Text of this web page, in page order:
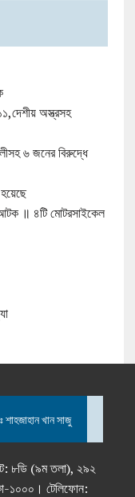
অস্ত্রসহ
৬ জনের বিরুদ্ধে
॥ ৪টি মোটরসাইকেল
খান সাজু
৮ডি (৯ম তলা), ২৯২
১০০০। টেলিফোন: